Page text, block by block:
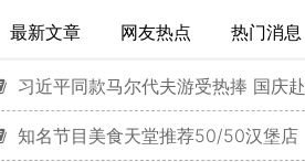
最新文章 网友热点 热门消息
习近平同款马尔代夫游受热捧 国庆赴马代游激增
知名节目美食天堂推荐50/50汉堡店